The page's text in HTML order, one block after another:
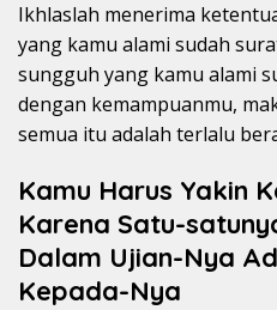
Ikhlaslah menerima
yang kamu alami sudah
sungguh yang kamu alami
dengan kemampuanmu,
semua itu adalah terlalu
Kamu Harus Yakin
Karena Satu-
Dalam Ujian-Nya
Kepada-Nya